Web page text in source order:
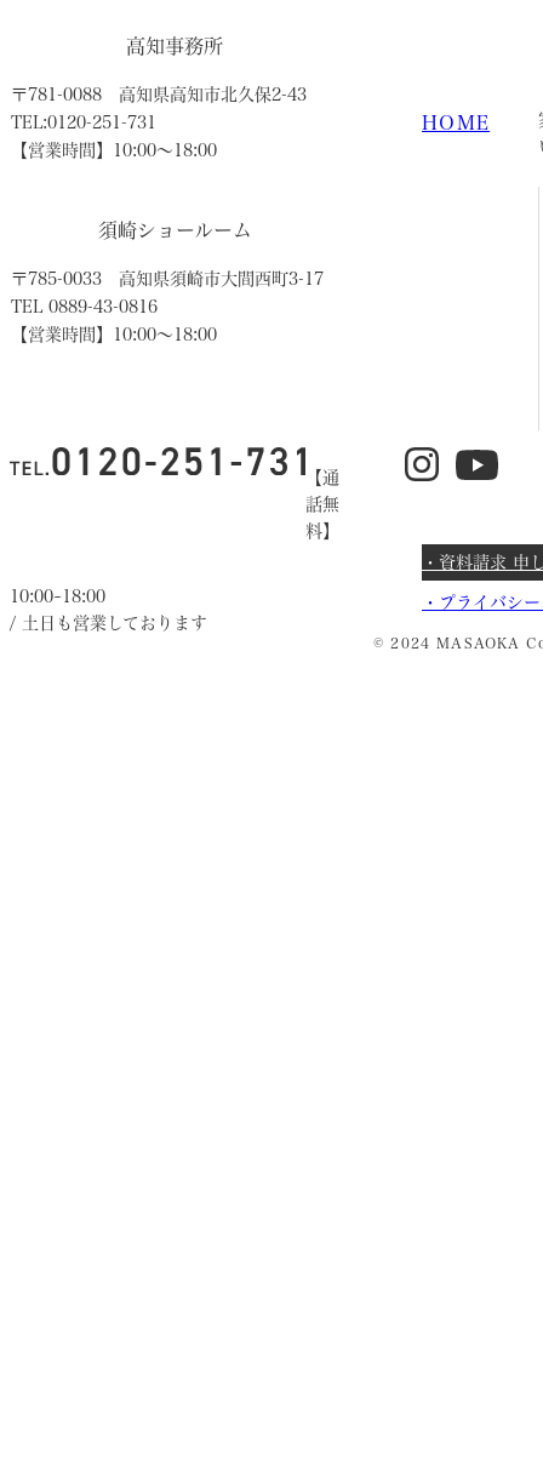
高知事務所
〒781-0088 高知県高知市北久保2-43
TEL:0120-251-731
【営業時間】10:00〜18:00
須崎ショールーム
〒785-0033 高知県須崎市大間西町3-17
TEL 0889-43-0816
【営業時間】10:00〜18:00
【通
話無
料】
10:00~18:00
/ 土日も営業しております
HOME
・資料請求 申
・ プライバシ
© 2024 MASAOKA